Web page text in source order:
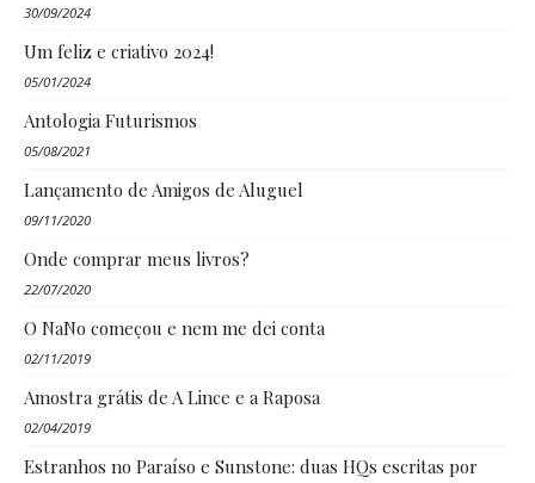
30/09/2024
Um feliz e criativo 2024!
05/01/2024
Antologia Futurismos
05/08/2021
Lançamento de Amigos de Aluguel
09/11/2020
Onde comprar meus livros?
22/07/2020
O NaNo começou e nem me dei conta
02/11/2019
Amostra grátis de A Lince e a Raposa
02/04/2019
Estranhos no Paraíso e Sunstone: duas HQs escritas por